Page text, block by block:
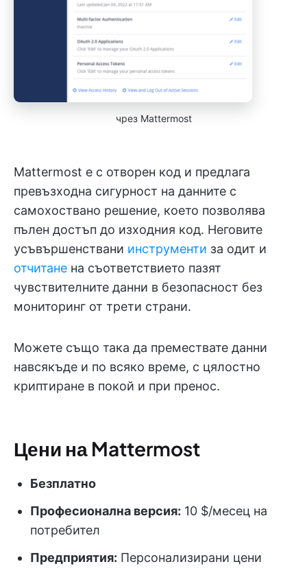
чрез Mattermost
Mattermost е с отворен код и предлага
превъзходна сигурност на данните с
самохоствано решение, което позволява
пълен достъп до изходния код. Неговите
усъвършенствани инструменти за одит и
отчитане на съответствието пазят
чувствителните данни в безопасност без
мониторинг от трети страни.
Можете също така да премествате данни
навсякъде и по всяко време, с цялостно
криптиране в покой и при пренос.
Цени на Mattermost
Безплатно
Професионална версия: 10 $/месец на
потребител
Предприятия: Персонализирани цени